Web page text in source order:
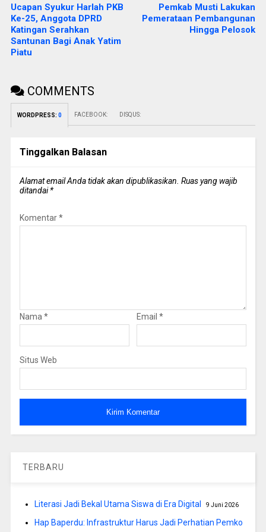
Ucapan Syukur Harlah PKB
Ke-25, Anggota DPRD
Katingan Serahkan
Santunan Bagi Anak Yatim
Piatu
Pemkab Musti Lakukan
Pemerataan Pembangunan
Hingga Pelosok
COMMENTS
WORDPRESS: 0 FACEBOOK: DISQUS:
Tinggalkan Balasan
Alamat email Anda tidak akan dipublikasikan. Ruas yang wajib
ditandai*
Komentar*
Nama * Email *
Situs Web
TERBARU
Literasi Jadi Bekal Utama Siswa di Era Digital 9 Juni 2026
Hap Baperdu: Infrastruktur Harus Jadi Perhatian Pemko